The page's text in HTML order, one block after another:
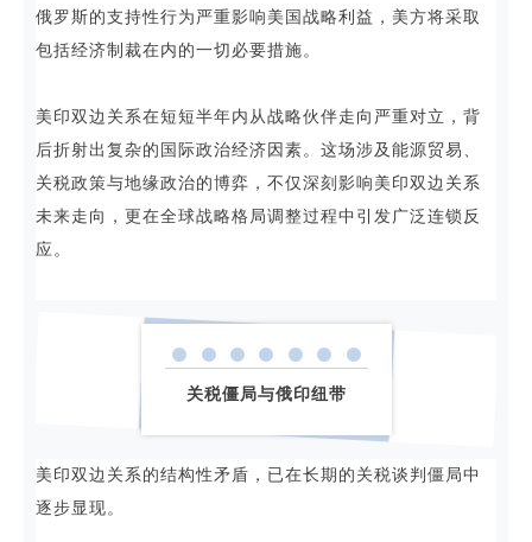
俄罗斯的支持性行为严重影响美国战略利益，美方将采取
包括经济制裁在内的一切必要措施。
美印双边关系在短短半年内从战略伙伴走向严重对立，背
后折射出复杂的国际政治经济因素。这场涉及能源贸易、
关税政策与地缘政治的博弈，不仅深刻影响美印双边关系
未来走向，更在全球战略格局调整过程中引发广泛连锁反
应。
关税僵局与俄印纽带
美印双边关系的结构性矛盾，已在长期的关税谈判僵局中
逐步显现。